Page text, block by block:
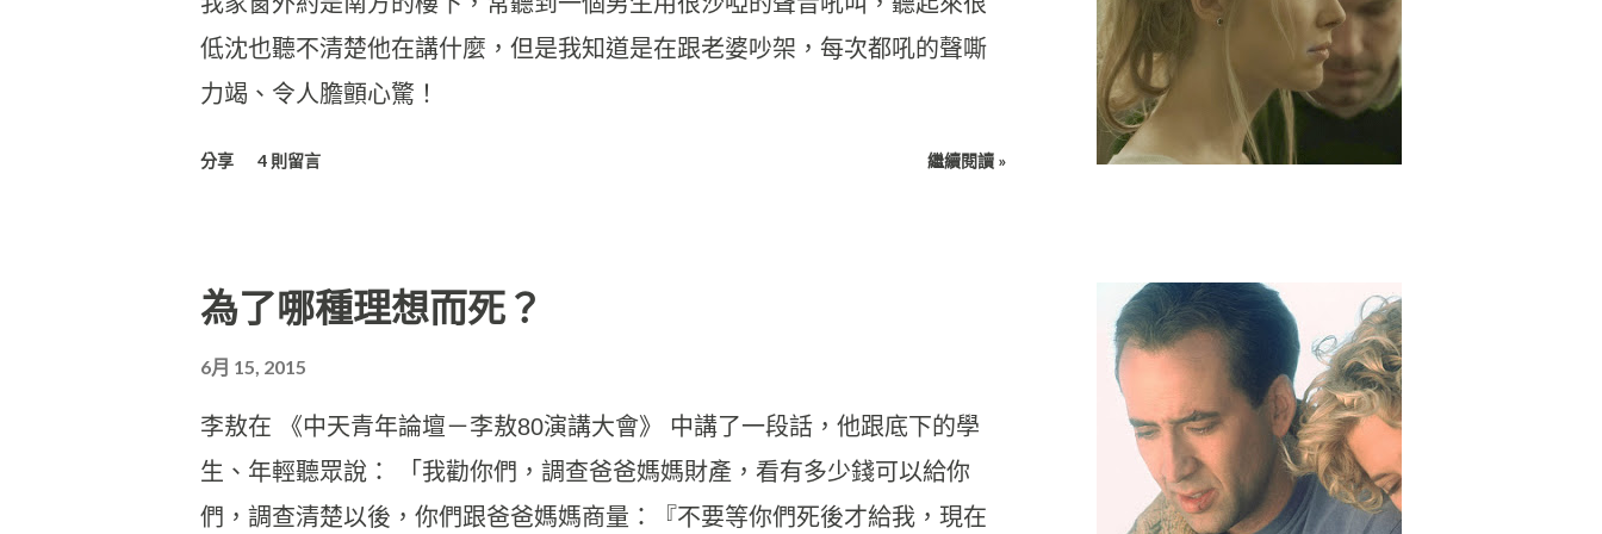
低沈也聽不清楚他在講什麼，但是我知道是在跟老婆吵架，每次都吼的聲嘶
力竭、令人膽顫心驚！
分享 4 則留言 繼續閱讀 »
為了哪種理想而死？
6月 15, 2015
李敖在 《中天青年論壇－李敖80演講大會》 中講了一段話，他跟底下的學
生、年輕聽眾說： 「我勸你們，調查爸爸媽媽財產，看有多少錢可以給你
們，調查清楚以後，你們跟爸爸媽媽商量：『不要等你們死後才給我，現在